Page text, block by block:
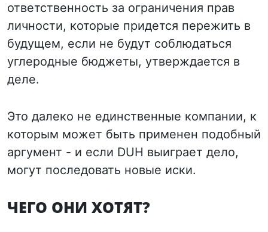
ответственность за ограничения прав
личности, которые придется пережить в
будущем, если не будут соблюдаться
углеродные бюджеты, утверждается в
деле.
Это далеко не единственные компании, к
которым может быть применен подобный
аргумент - и если DUH выиграет дело,
могут последовать новые иски.
ЧЕГО ОНИ ХОТЯТ?